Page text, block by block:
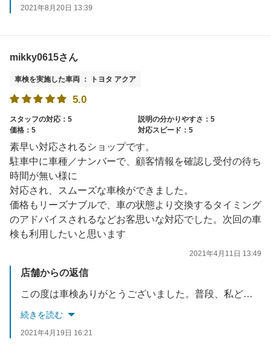
2021年8月20日 13:39
mikky0615さん
車検を実施した車両 ： トヨタ アクア
5.0
スタッフの対応：5
説明の分かりやすさ：5
価格：5
対応スピード：5
素早い対応されるショップです。
駐車中に車種／ナンバーで、顧客情報を確認し受付の待ち
時間が無い様に
対応され、スムーズな車検ができました。
価格もリーズナブルで、車の状態より交換するタイミング
のアドバイスされるなどお客思いな対応でした。次回の車
検も利用したいと思います
2021年4月11日 13:49
店舗からの返信
この度は車検ありがとうございました。普段、私どもが心がけております、スムーズな対応が出来ていたと感じて頂けたこと、とてもうれしく思います。すべての皆様にもそう感じて頂けるよう、これからも心掛けてまいります。立ち合い車検ならではの分かりやすい説明も喜んでいただけて良かったです。また車検だけではなく、オイル交換でのご来店も、心よりお待ちしております。
続きを読む
2021年4月19日 16:21